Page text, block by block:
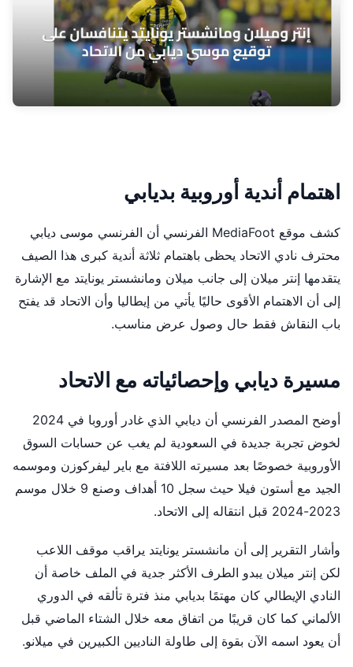
اهتمام أندية أوروبية بديابي
كشف موقع MediaFoot الفرنسي أن الفرنسي موسى ديابي
محترف نادي الاتحاد يحظى باهتمام ثلاثة أندية كبرى هذا الصيف
يتقدمها إنتر ميلان إلى جانب ميلان ومانشستر يونايتد مع الإشارة
إلى أن الاهتمام الأقوى حاليًا يأتي من إيطاليا وأن الاتحاد قد يفتح
باب النقاش فقط حال وصول عرض مناسب.
مسيرة ديابي وإحصائياته مع الاتحاد
أوضح المصدر الفرنسي أن ديابي الذي غادر أوروبا في 2024
لخوض تجربة جديدة في السعودية لم يغب عن حسابات السوق
الأوروبية خصوصًا بعد مسيرته اللافتة مع باير ليفركوزن وموسمه
الجيد مع أستون فيلا حيث سجل 10 أهداف وصنع 9 خلال موسم
2023-2024 قبل انتقاله إلى الاتحاد.
وأشار التقرير إلى أن مانشستر يونايتد يراقب موقف اللاعب
لكن إنتر ميلان يبدو الطرف الأكثر جدية في الملف خاصة أن
النادي الإيطالي كان مهتمًا بديابي منذ فترة تألقه في الدوري
الألماني كما كان قريبًا من اتفاق معه خلال الشتاء الماضي قبل
أن يعود اسمه الآن بقوة إلى طاولة الناديين الكبيرين في ميلانو.